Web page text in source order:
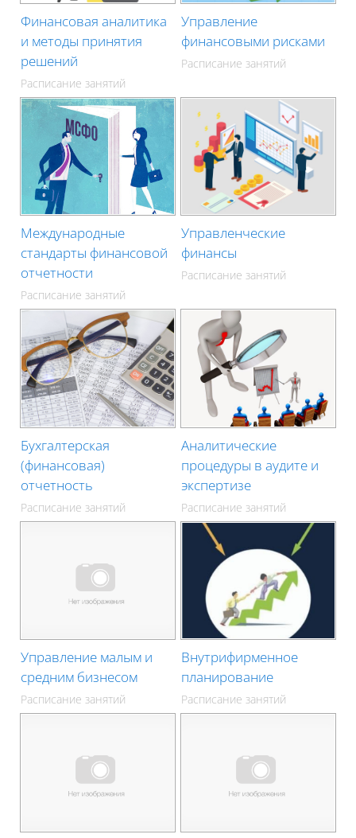
Финансовая аналитика
и методы принятия
решений
Расписание занятий
Управление
финансовыми рисками
Расписание занятий
Международные
стандарты финансовой
отчетности
Расписание занятий
Управленческие
финансы
Расписание занятий
Бухгалтерская
(финансовая)
отчетность
Расписание занятий
Аналитические
процедуры в аудите и
экспертизе
Расписание занятий
Управление малым и
средним бизнесом
Расписание занятий
Внутрифирменное
планирование
Расписание занятий